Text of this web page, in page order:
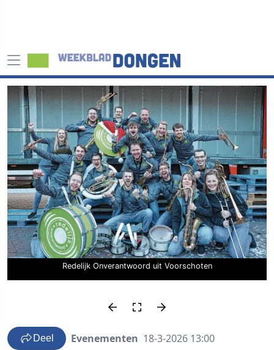
Redelijk Onverantwoord uit Voorschoten
Deel Evenementen 18-3-2026 13:00